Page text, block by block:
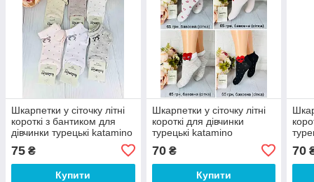
Шкарпетки у сіточку літні
короткі з бантиком для
дівчинки турецькі katamino
75 ₴
Купити
Шкарпетки у сіточку літні
короткі для дівчинки
турецькі katamino
70₴
Купити
70